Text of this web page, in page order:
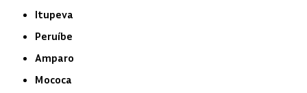
Itupeva
Peruíbe
Amparo
Mococa